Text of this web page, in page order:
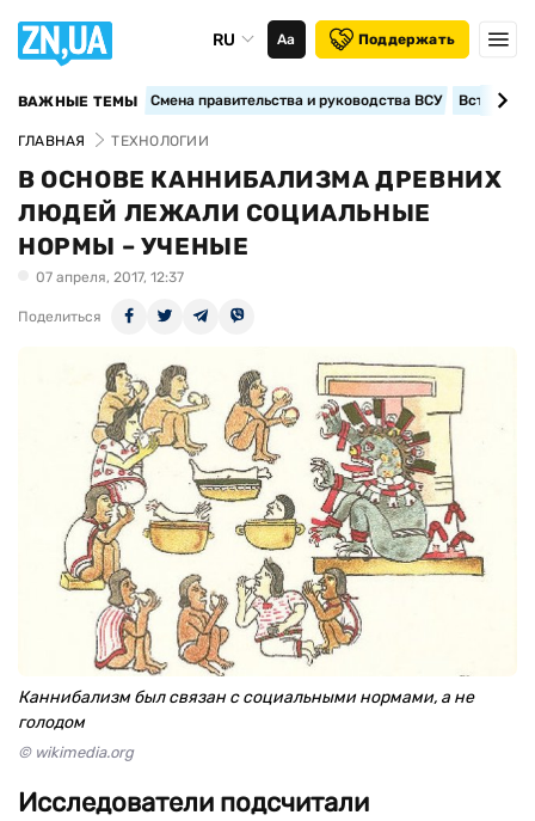
RU Аа Поддержать
ВАЖНЫЕ ТЕМЫ Смена правительства и руководства ВСУ
ГЛАВНАЯ ТЕХНОЛОГИИ
В ОСНОВЕ КАННИБАЛИЗМА ДРЕВНИХ
ЛЮДЕЙ ЛЕЖАЛИ СОЦИАЛЬНЫЕ
НОРМЫ – УЧЕНЫЕ
07 апреля, 2017, 12:37
Поделиться
Каннибализм был связан с социальными нормами, а не
голодом
© wikimedia.org
Исследователи подсчитали